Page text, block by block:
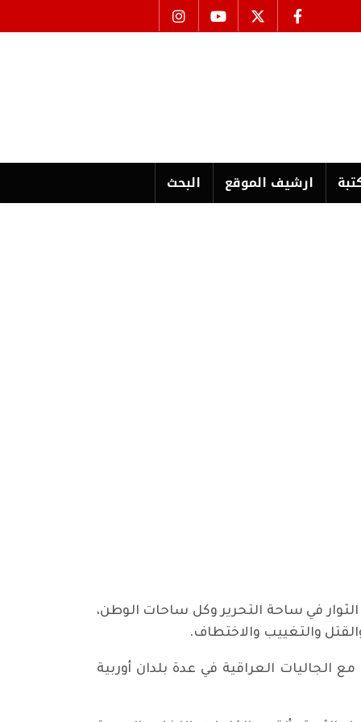
ارشیف الموقع البحث
في ساحة التحرير وكل ساحات الوطن،
والتغييب والاختطاف.
وبالتنسيق مع الجاليات العراقية في عدة بلدان أوربية